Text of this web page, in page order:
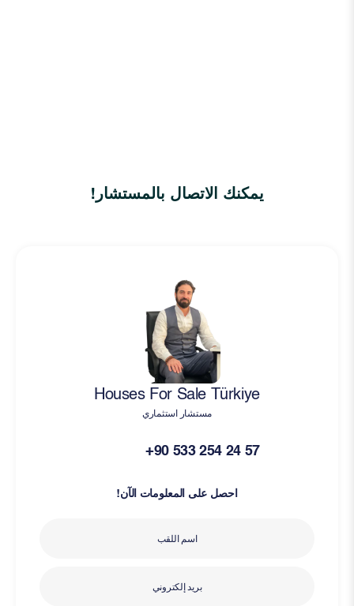
يمكنك الاتصال بالمستشار!
Houses For Sale Türkiye
مستشار استثماري
+90 533 254 24 57
احصل على المعلومات الآن!